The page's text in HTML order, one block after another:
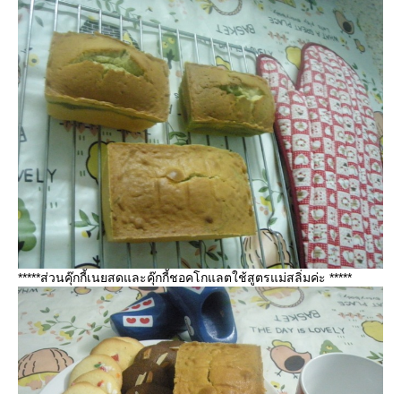
*****ส่วนคุ๊กกี้เนยสดและคุ๊กกี้ชอคโกแลตใช้สูตรแม่สลิ่มค่ะ *****